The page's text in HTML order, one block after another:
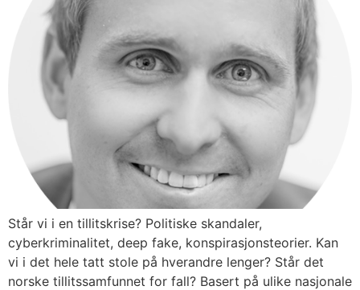
Står vi i en tillitskrise? Politiske skandaler,
cyberkriminalitet, deep fake, konspirasjonsteorier. Kan
vi i det hele tatt stole på hverandre lenger? Står det
norske tillitssamfunnet for fall? Basert på ulike nasjonale